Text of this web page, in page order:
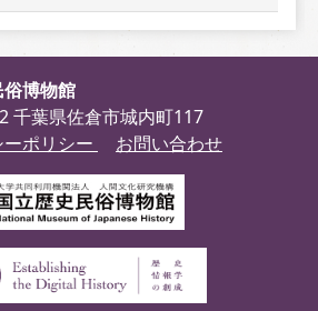
博物館
千葉県佐倉市城内町117
ポリシー
お問い合わせ